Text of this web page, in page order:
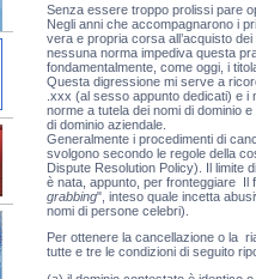
Senza essere troppo prolissi pare
Negli anni che accompagnarono i
vera e propria corsa all’acquisto
nessuna norma impediva questa
fondamentalmente, come oggi, i
Questa digressione mi serve a
.xxx (al sesso appunto dedicati) e i
norme a tutela dei nomi di dominio
di dominio aziendale.
Generalmente i procedimenti di
svolgono secondo le regole della
Dispute Resolution Policy). Il limite
è nata, appunto, per fronteggiare Il
grabbing", inteso quale incetta
nomi di persone celebri).
Per ottenere la cancellazione o la
tutte e tre le condizioni di seguito